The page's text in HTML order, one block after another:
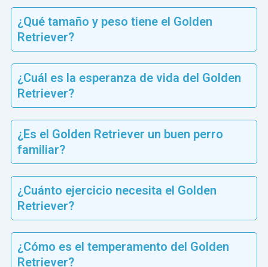
¿Qué tamaño y peso tiene el Golden
Retriever?
¿Cuál es la esperanza de vida del Golden
Retriever?
¿Es el Golden Retriever un buen perro
familiar?
¿Cuánto ejercicio necesita el Golden
Retriever?
¿Cómo es el temperamento del Golden
Retriever?